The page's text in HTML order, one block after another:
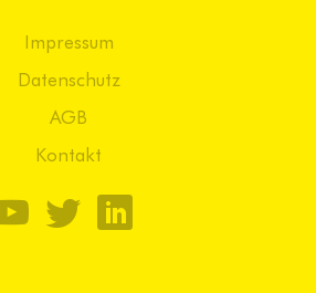
Impressum
Datenschutz
AGB
Kontakt